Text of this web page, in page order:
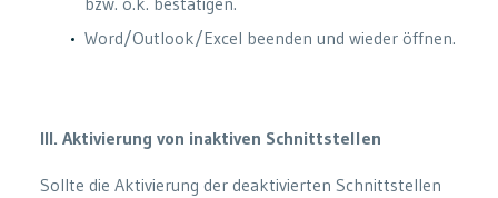
Word/Outlook/Excel beenden und wieder öffnen.
III. Aktivierung von inaktiven Schnittstellen
Sollte die Aktivierung der deaktivierten Schnittstellen